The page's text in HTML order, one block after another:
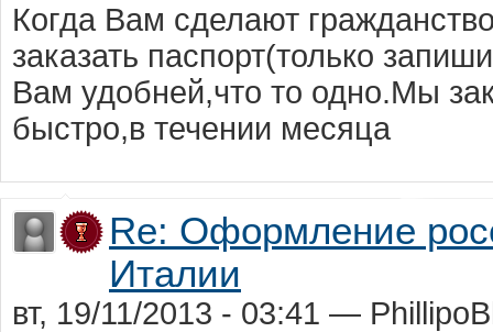
Когда Вам сделают
заказать паспорт(только
Вам удобней,что то одно.Мы
быстро,в течении месяца
Re: Оформление
Италии
вт, 19/11/2013 - 03:41 —